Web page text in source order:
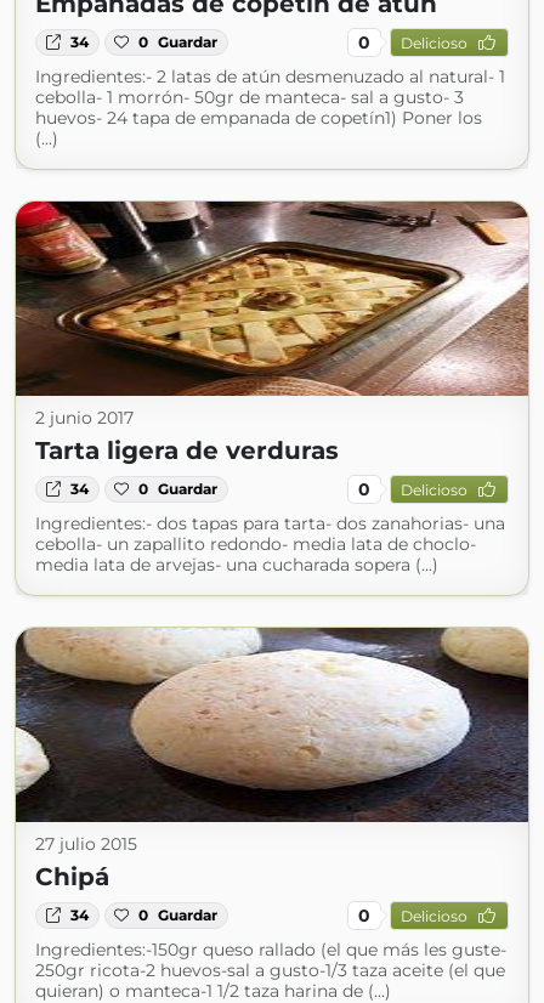
34 0 Guardar 0 Delicioso
Ingredientes:- 2 latas de atún desmenuzado al natural- 1
cebolla- 1 morrón- 50gr de manteca- sal a gusto- 3
huevos- 24 tapa de empanada de copetín1) Poner los
(...)
2 junio 2017
Tarta ligera de verduras
34 0 Guardar 0 Delicioso
Ingredientes:- dos tapas para tarta- dos zanahorias- una
cebolla- un zapallito redondo- media lata de choclo-
media lata de arvejas- una cucharada sopera (...)
27 julio 2015
Chipá
34 0 Guardar 0 Delicioso
Ingredientes:-150gr queso rallado (el que más les guste-
250gr ricota-2 huevos-sal a gusto-1/3 taza aceite (el que
quieran) o manteca-1 1/2 taza harina de (...)